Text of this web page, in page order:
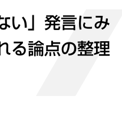
い」発言にみ
る論点の整理